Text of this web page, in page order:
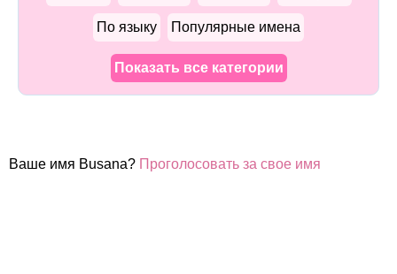
По языку Популярные имена
Показать все категории
Ваше имя Busana? Проголосовать за свое имя